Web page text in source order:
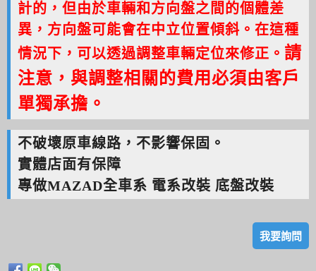
計的，但由於車輛和方向盤之間的個體差
異，方向盤可能會在中立位置傾斜。在這種
情況下，可以透過調整車輛定位來修正。 請
注意，與調整相關的費用必須由客戶
單獨承擔。
不破壞原車線路，不影響保固。
實體店面有保障
專做MAZAD全車系 電系改裝 底盤改裝
我要詢問